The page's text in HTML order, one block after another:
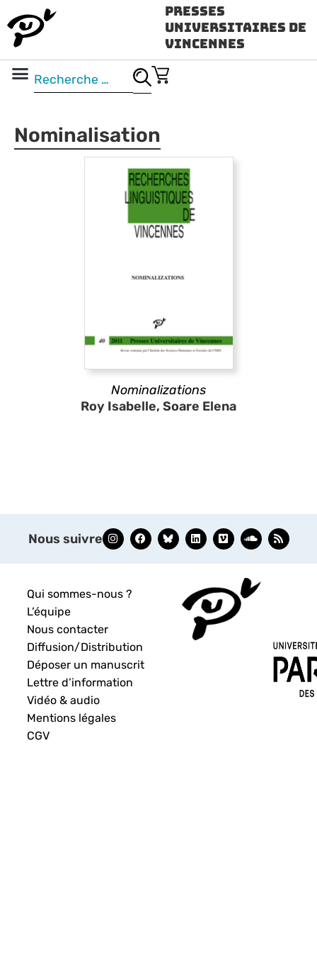
Presses
Universitaires de
Vincennes
Nominalisation
Nominalizations
Roy Isabelle, Soare Elena
Nous suivre
Qui sommes-nous ?
L’équipe
Nous contacter
Diffusion/Distribution
Déposer un manuscrit
Lettre d’information
Vidéo & audio
Mentions légales
CGV